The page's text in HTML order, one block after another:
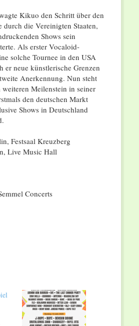
Kikuo den Schritt über den
durch die Vereinigten Staaten,
Shows sein
Als erster Vocaloid-
solche Tournee in den USA
er neue künstlerische Grenzen
Anerkennung. Nun steht
Meilenstein in seiner
den deutschen Markt
Shows in Deutschland
Festsaal Kreuzberg
Live Music Hall
Concerts